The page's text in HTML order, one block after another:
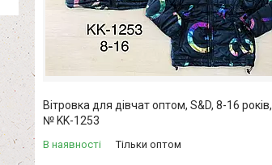
Вітровка для дівчат оптом, S&D, 8-16 років,
№ KK-1253
В наявності Тільки оптом